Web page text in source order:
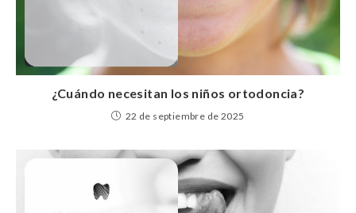
¿Cuándo necesitan los niños ortodoncia?
22 de septiembre de 2025